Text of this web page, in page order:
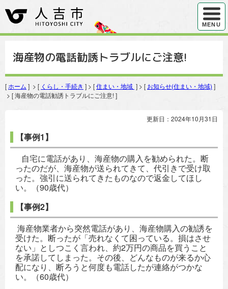
ハンバ
MENU
海産物の電話勧誘トラブルにご注意!
[ ホーム ] > [ くらし・手続き ] > [住まい・地域 ] > [ お知らせ(住まい・地域) ]
> [ 海産物の電話勧誘トラブルにご注意! ]
更新日：2024年10月31日
【事例1】
自宅に電話があり、海産物の購入を勧められた。断
ったのだが、海産物が送られてきて、代引きで受け取
った。強引に送られてきたものなので返金してほし
い。（90歳代）
【事例2】
海産物業者から突然電話があり、海産物購入の勧誘を
受けた。断ったが「売れなくて困っている。損はさせ
ない」としつこく言われ、約2万円の商品を買うこと
を承諾してしまった。その後、どんなものが来るか心
配になり、断ろうと何度も電話したが連絡がつかな
い。（60歳代）